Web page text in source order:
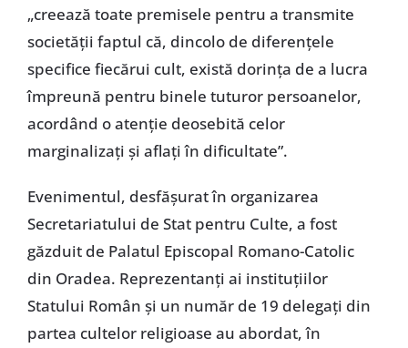
„creează toate premisele pentru a transmite
societății faptul că, dincolo de diferențele
specifice fiecărui cult, există dorința de a lucra
împreună pentru binele tuturor persoanelor,
acordând o atenție deosebită celor
marginalizați și aflați în dificultate”.
Evenimentul, desfășurat în organizarea
Secretariatului de Stat pentru Culte, a fost
găzduit de Palatul Episcopal Romano-Catolic
din Oradea. Reprezentanți ai instituțiilor
Statului Român și un număr de 19 delegați din
partea cultelor religioase au abordat, în